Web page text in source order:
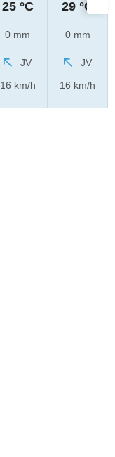
25 °C
0 mm
JV
16 km/h
29 °C
0 mm
JV
16 km/h